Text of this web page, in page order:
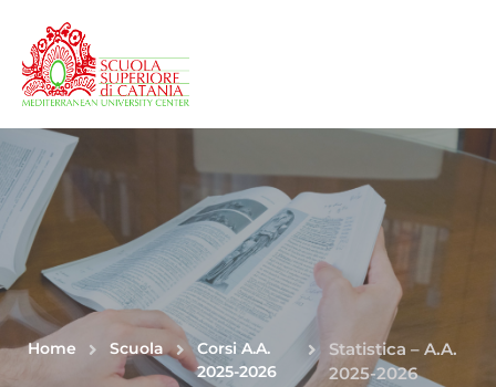
Home Scuola
Corsi A.A.
2025-2026
Statistica – A.A.
2025-2026